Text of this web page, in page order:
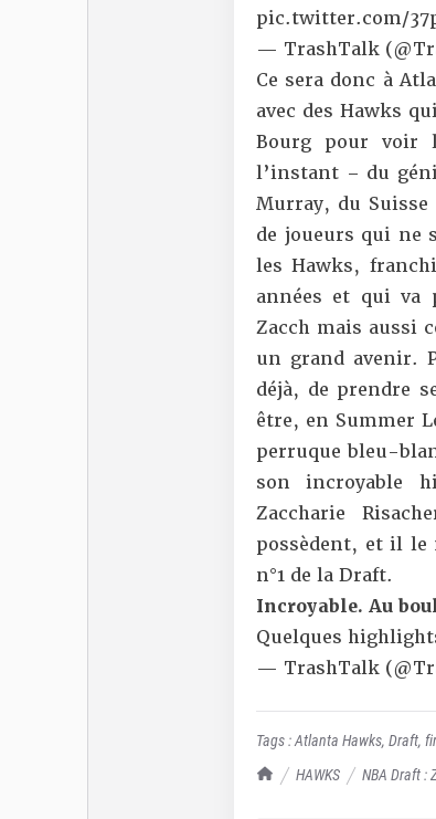
TrashTalk Actu NBA
HAWKS NBA Draft :
pic.twitter.com/
— TrashTalk
Ce sera donc à
avec des Hawks
Bourg pour voir
l’instant – du
Murray, du Suisse
de joueurs qui ne
les Hawks,
années et qui va
Zacch mais aussi
un grand avenir.
déjà, de prendre
être, en Summer
perruque bleu-
son incroyable
Zaccharie
possèdent, et il le
n°1 de la Draft.
Incroyable. Au
Quelques
— TrashTalk
Tags :Atlanta Hawks, Draft,